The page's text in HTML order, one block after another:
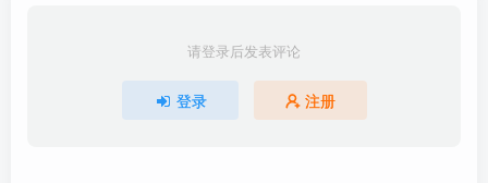
请登录后发表评论
登录 注册